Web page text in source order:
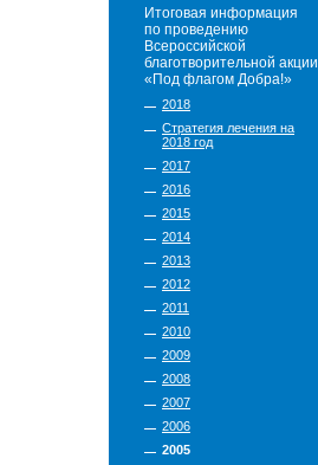
Итоговая информация
по проведению
Всероссийской
благотворительной акции
«Под флагом Добра!»
2018
Стратегия лечения на
2018 год
2017
2016
2015
2014
2013
2012
2011
2010
2009
2008
2007
2006
2005